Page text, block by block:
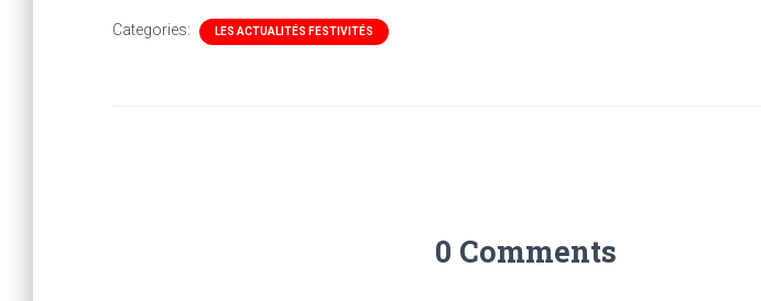
Categories: LES ACTUALITÉS FESTIVITÉS
0 Comments